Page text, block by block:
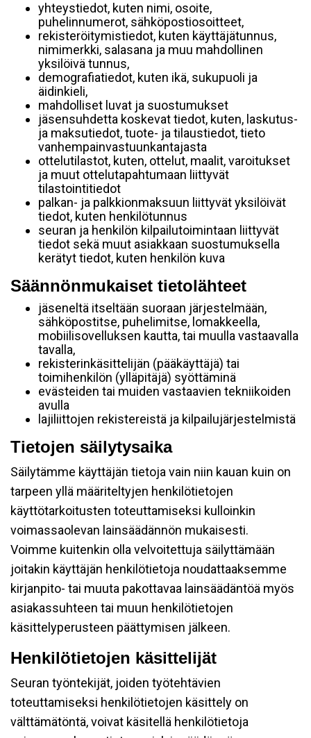
yhteystiedot, kuten nimi, osoite,
puhelinnumerot, sähköpostiosoitteet,
rekisteröitymistiedot, kuten käyttäjätunnus,
nimimerkki, salasana ja muu mahdollinen
yksilöivä tunnus,
demografiatiedot, kuten ikä, sukupuoli ja
äidinkieli,
mahdolliset luvat ja suostumukset
jäsensuhdetta koskevat tiedot, kuten, laskutus-
ja maksutiedot, tuote- ja tilaustiedot, tieto
vanhempainvastuunkantajasta
ottelutilastot, kuten, ottelut, maalit, varoitukset
ja muut ottelutapahtumaan liittyvät
tilastointitiedot
palkan- ja palkkionmaksuun liittyvät yksilöivät
tiedot, kuten henkilötunnus
seuran ja henkilön kilpailutoimintaan liittyvät
tiedot sekä muut asiakkaan suostumuksella
kerätyt tiedot, kuten henkilön kuva
Säännönmukaiset tietolähteet
jäseneltä itseltään suoraan järjestelmään,
sähköpostitse, puhelimitse, lomakkeella,
mobiilisovelluksen kautta, tai muulla vastaavalla
tavalla,
rekisterinkäsittelijän (pääkäyttäjä) tai
toimihenkilön (ylläpitäjä) syöttäminä
evästeiden tai muiden vastaavien tekniikoiden
avulla
lajiliittojen rekistereistä ja kilpailujärjestelmistä
Tietojen säilytysaika
Säilytämme käyttäjän tietoja vain niin kauan kuin on
tarpeen yllä määriteltyjen henkilötietojen
käyttötarkoitusten toteuttamiseksi kulloinkin
voimassaolevan lainsäädännön mukaisesti.
Voimme kuitenkin olla velvoitettuja säilyttämään
joitakin käyttäjän henkilötietoja noudattaaksemme
kirjanpito- tai muuta pakottavaa lainsäädäntöä myös
asiakassuhteen tai muun henkilötietojen
käsittelyperusteen päättymisen jälkeen.
Henkilötietojen käsittelijät
Seuran työntekijät, joiden työtehtävien
toteuttamiseksi henkilötietojen käsittely on
välttämätöntä, voivat käsitellä henkilötietoja